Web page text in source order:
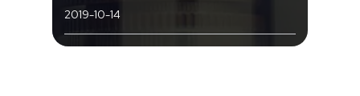
2019-10-14